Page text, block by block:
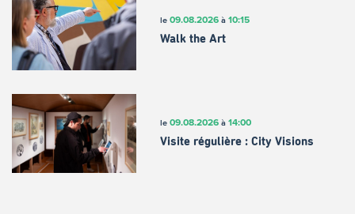
le 09.08.2026à 10:15
Walk the Art
le 09.08.2026à 14:00
Visite régulière : City Visions